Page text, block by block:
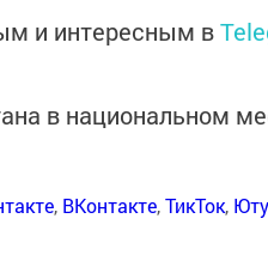
и интересным в
в национальном
, ВКонтакте,ТикТок,